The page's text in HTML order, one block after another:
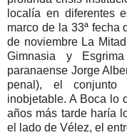
localía en diferentes
marco de la 33ª fecha
de noviembre La
Gimnasia y
paranaense Jorge
penal), el conjunto
inobjetable. A Boca lo
años más tarde haría
el lado de Vélez, el